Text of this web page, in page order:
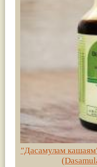
"Дасамулам